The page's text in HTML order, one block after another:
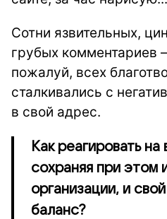
Сотни язвительных,
грубых комментариев
пожалуй, всех
сталкивались с
в свой адрес.
Как реагировать
сохраняя при этом
организации, и
баланс?